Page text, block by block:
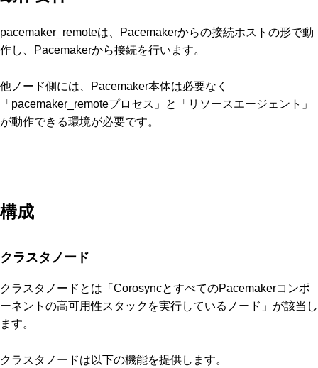
pacemaker_remoteは、Pacemakerからの接続ホストの形で動
作し、Pacemakerから接続を行います。
他ノード側には、Pacemaker本体は必要なく
「pacemaker_remoteプロセス」と「リソースエージェント」
が動作できる環境が必要です。
構成
クラスタノード
クラスタノードとは「CorosyncとすべてのPacemakerコンポ
ーネントの高可用性スタックを実行しているノード」が該当し
ます。
クラスタノードは以下の機能を提供します。